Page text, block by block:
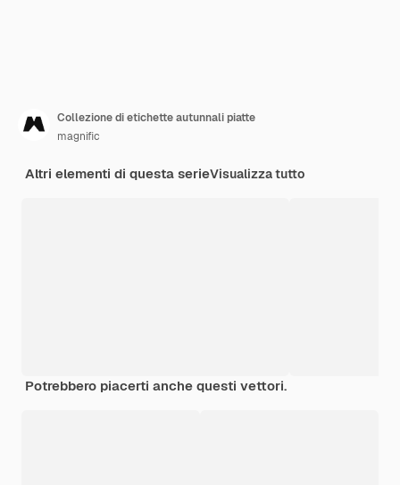
Collezione di etichette autunnali piatte
magnific
Altri elementi di questa serieVisualizza tutto
Potrebbero piacerti anche questi vettori.